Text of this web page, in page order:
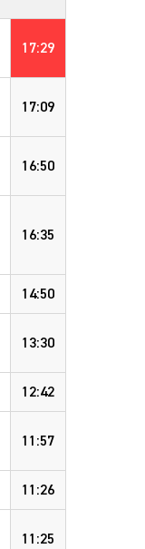
17:29
17:09
16:50
16:35
14:50
13:30
12:42
11:57
11:26
11:25